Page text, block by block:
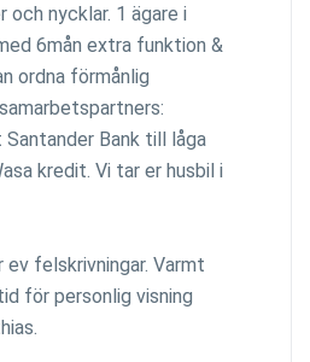
och nycklar. 1 ägare i
6mån extra funktion &
ordna förmånlig
Bank till låga
kredit. Vi tar er husbil i
felskrivningar. Varmt
för personlig visning